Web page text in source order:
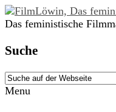
Das feministische
Suche
Menu